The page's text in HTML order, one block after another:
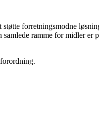
forretningsmodne
ramme for midler er